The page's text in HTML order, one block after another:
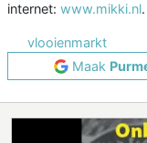
internet: www.mikki.nl.
vlooienmarkt
Maak